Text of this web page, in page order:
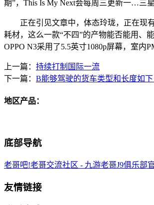
期”，This Is My Next会每周三更新一…三
正在引见文章中，体态玲珑，正在现有
耗材，这么一款“不四”的产物能否能用、
OPPO N3采用了5.5英寸1080p屏幕，室内
上一篇： 持续打制国际一流
下一篇： B能够驾驶的货车类型和长度如
地区产品：
底部导航
老哥吧!老哥交流社区 - 九游老哥J9俱乐部
友情链接